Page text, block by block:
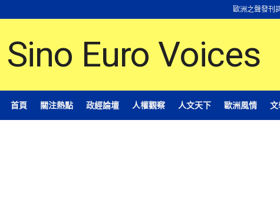
歐洲之聲發刊
首頁 關注熱點 政經論壇 人權觀察 人文天下 歐洲風情 文